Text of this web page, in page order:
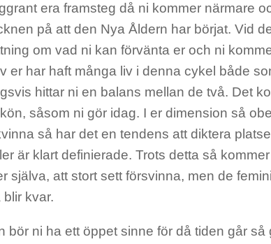
era framsteg då ni kommer närmare
på att den Nya Åldern har börjat. Vid
om vad ni kan förvänta er och ni
er har haft många liv i denna cykel både
hittar ni en balans mellan de två. Det
såsom ni gör idag. I er dimension så
så har det en tendens att diktera
är klart definierade. Trots detta så
själva, att stort sett försvinna, men de
kvar.
bör ni ha ett öppet sinne för då tiden går